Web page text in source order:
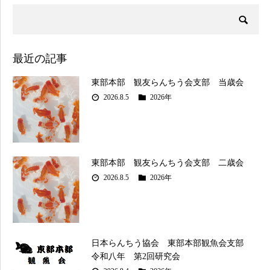
最近の記事
東部本部 観友らんちう会支部 当歳会
2026.8.5 2026年
東部本部 観友らんちう会支部 二歳会
2026.8.5 2026年
日本らんちう協会 東部本部観魚会支部
令和八年 第2回研究会